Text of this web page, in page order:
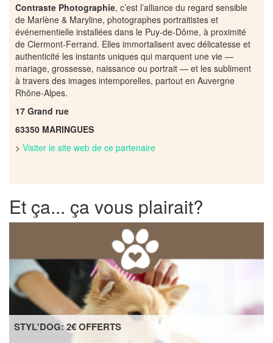
Contraste Photographie, c’est l’alliance du regard sensible
de Marlène & Maryline, photographes portraitistes et
événementielle installées dans le Puy-de-Dôme, à proximité
de Clermont-Ferrand. Elles immortalisent avec délicatesse et
authenticité les instants uniques qui marquent une vie —
mariage, grossesse, naissance ou portrait — et les subliment
à travers des images intemporelles, partout en Auvergne
Rhône-Alpes.
17 Grand rue
63350 MARINGUES
> Visiter le site web de ce partenaire
Et ça... ça vous plairait?
STYL'DOG: 2€ OFFERTS